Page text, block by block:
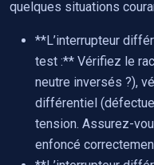
quelques situations
**L’interrupteur
test :** Vérifiez le
neutre inversés ?),
différentiel
tension. Assurez-
enfoncé